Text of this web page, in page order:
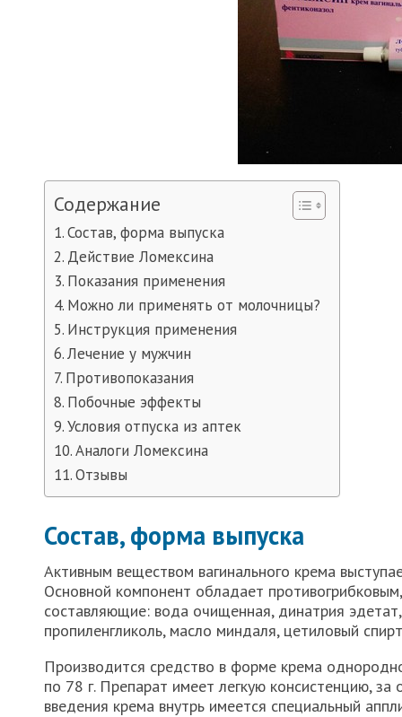
Содержание
Состав, форма выпуска
Действие Ломексина
Показания применения
Можно ли применять от молочницы?
Инструкция применения
Лечение у мужчин
Противопоказания
Побочные эффекты
Условия отпуска из аптек
Аналоги Ломексина
Отзывы
Состав, форма выпуска
Активным веществом вагинального крема
Основной компонент обладает
составляющие: вода очищенная, динатрия
пропиленгликоль, масло миндаля, цетиловый
Производится средство в форме крема
по 78 г. Препарат имеет легкую консистенцию, за
введения крема внутрь имеется специальный